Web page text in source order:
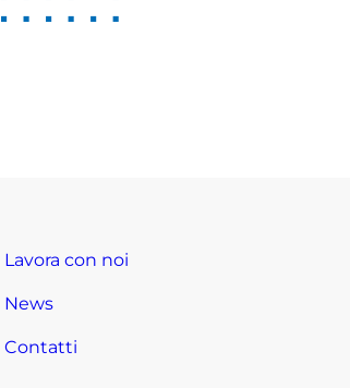
Lavora con noi
News
Contatti